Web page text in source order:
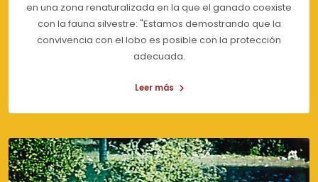
en una zona renaturalizada en la que el ganado coexiste
con la fauna silvestre: "Estamos demostrando que la
convivencia con el lobo es posible con la protección
adecuada.
Leer más